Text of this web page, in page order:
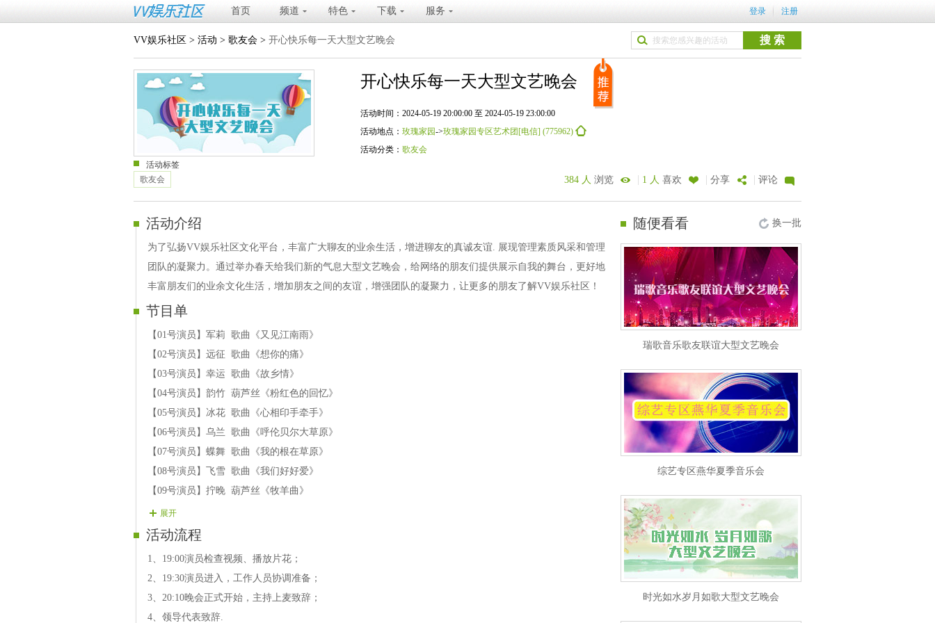
首页 频道 特色 下载 服务 登录 注册
VV娱乐社区 > 活动 > 歌友会 > 开心快乐每一天大型文艺晚会
开心快乐每一天大型文艺晚会
活动时间：2024-05-19 20:00:00 至 2024-05-19 23:00:00
活动地点： 玫瑰家园->玫瑰家园专区艺术团[电信] (775962)
活动分类： 歌友会
活动标签
歌友会
384 人 浏览 | 1 人 喜欢 | 分享 | 评论
活动介绍
为了弘扬VV娱乐社区文化平台，丰富广大聊友的业余生活，增进聊友的真诚友谊. 展现管理素质风采和管理
团队的凝聚力。通过举办春天给我们新的气息大型文艺晚会，给网络的朋友们提供展示自我的舞台，更好地
丰富朋友们的业余文化生活，增加朋友之间的友谊，增强团队的凝聚力，让更多的朋友了解VV娱乐社区！
节目单
【01号演员】军莉 歌曲《又见江南雨》
【02号演员】远征 歌曲《想你的痛》
【03号演员】幸运 歌曲《故乡情》
【04号演员】韵竹 葫芦丝《粉红色的回忆》
【05号演员】冰花 歌曲《心相印手牵手》
【06号演员】乌兰 歌曲《呼伦贝尔大草原》
【07号演员】蝶舞 歌曲《我的根在草原》
【08号演员】飞雪 歌曲《我们好好爱》
【09号演员】拧晚 葫芦丝《牧羊曲》
【10号演员】冰涵 歌曲《你是风来我是雨》
【11号演员】彩云 歌曲《荞麦花》
展开
活动流程
1、19:00演员检查视频、播放片花；
2、19:30演员进入，工作人员协调准备；
3、20:10晚会正式开始，主持上麦致辞；
4、领导代表致辞.
随便看看 换一批
瑞歌音乐歌友联谊大型文艺晚会
综艺专区燕华夏季音乐会
时光如水岁月如歌大型文艺晚会